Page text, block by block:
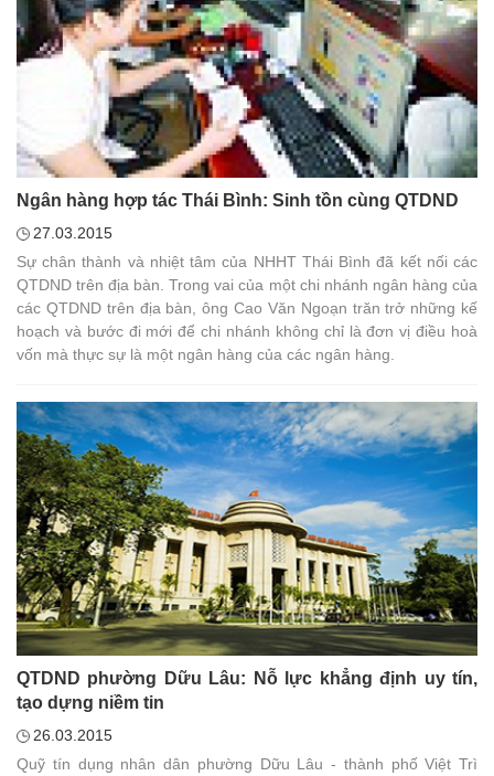
Ngân hàng hợp tác Thái Bình: Sinh tồn cùng QTDND
27.03.2015
Sự chân thành và nhiệt tâm của NHHT Thái Bình đã kết nối các
QTDND trên địa bàn. Trong vai của một chi nhánh ngân hàng của
các QTDND trên địa bàn, ông Cao Văn Ngoạn trăn trở những kế
hoạch và bước đi mới để chi nhánh không chỉ là đơn vị điều hoà
vốn mà thực sự là một ngân hàng của các ngân hàng.
QTDND phường Dữu Lâu: Nỗ lực khẳng định uy tín,
tạo dựng niềm tin
26.03.2015
Quỹ tín dụng nhân dân phường Dữu Lâu - thành phố Việt Trì